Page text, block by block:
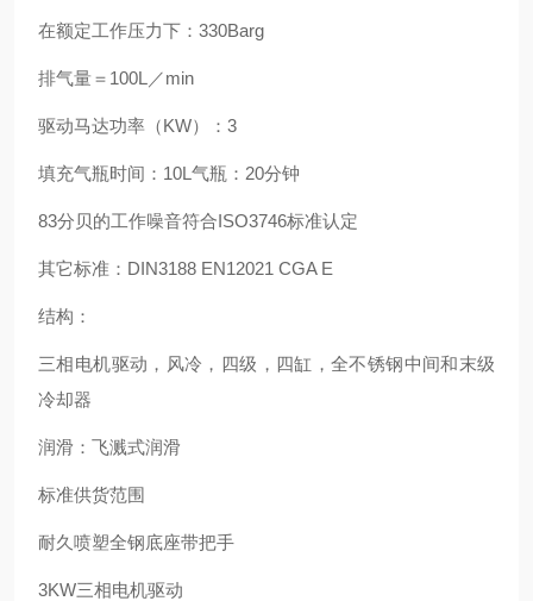
在额定工作压力下：330Barg
排气量＝100L／min
驱动马达功率（KW）：3
填充气瓶时间：10L气瓶：20分钟
83分贝的工作噪音符合ISO3746标准认定
其它标准：DIN3188 EN12021 CGA E
结构：
三相电机驱动，风冷，四级，四缸，全不锈钢中间和末级
冷却器
润滑：飞溅式润滑
标准供货范围
耐久喷塑全钢底座带把手
3KW三相电机驱动